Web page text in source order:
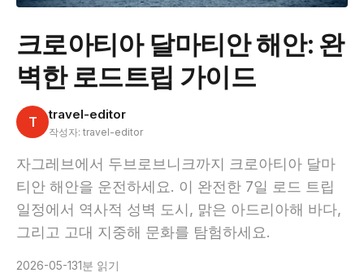
크로아티아 달마티안 해안: 완
벽한 로드트립 가이드
T travel-editor
작성자: travel-editor
자그레브에서 두브로브니크까지 크로아티아 달마
티안 해안을 운전하세요. 이 완전한 7일 로드 트립
일정에서 역사적 성벽 도시, 맑은 아드리아해 바다,
그리고 고대 지중해 문화를 탐험하세요.
2026-05-131분 읽기